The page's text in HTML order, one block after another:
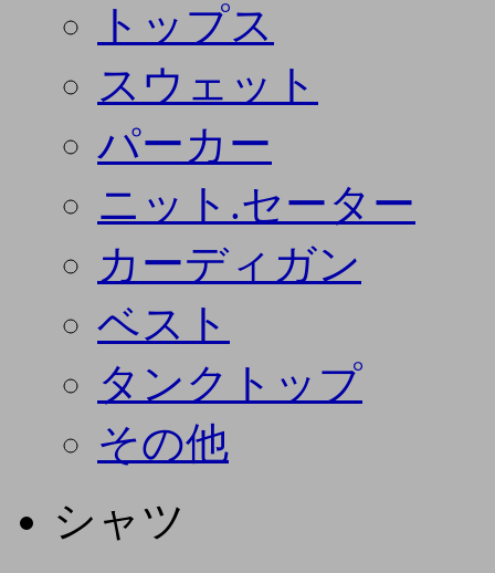
トップス
スウェット
パーカー
ニット.セーター
カーディガン
ベスト
タンクトップ
その他
シャツ